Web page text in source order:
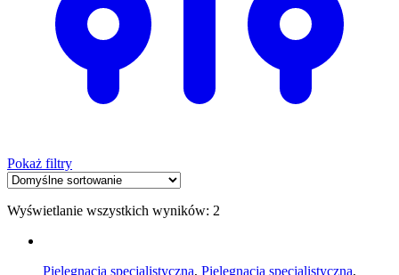
Pokaż filtry
Wyświetlanie wszystkich wyników: 2
Pielęgnacja specjalistyczna, Pielęgnacja specjalistyczna,